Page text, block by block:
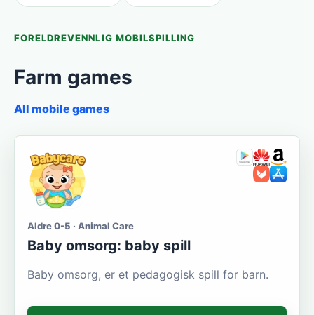
FORELDREVENNLIG MOBILSPILLING
Farm games
All mobile games
Aldre 0-5 · Animal Care
Baby omsorg: baby spill
Baby omsorg, er et pedagogisk spill for barn.